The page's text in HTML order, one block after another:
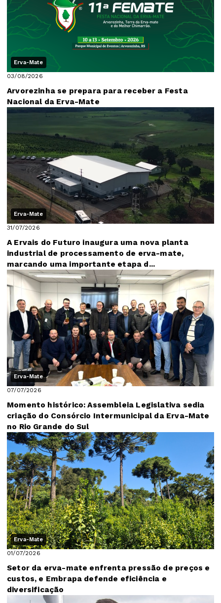
Erva-Mate
03/08/2026
Arvorezinha se prepara para receber a Festa
Nacional da Erva-Mate
Erva-Mate
31/07/2026
A Ervais do Futuro inaugura uma nova planta
industrial de processamento de erva-mate,
marcando uma importante etapa d...
Erva-Mate
07/07/2026
Momento histórico: Assembleia Legislativa sedia
criação do Consórcio Intermunicipal da Erva-Mate
no Rio Grande do Sul
Erva-Mate
01/07/2026
Setor da erva-mate enfrenta pressão de preços e
custos, e Embrapa defende eficiência e
diversificação